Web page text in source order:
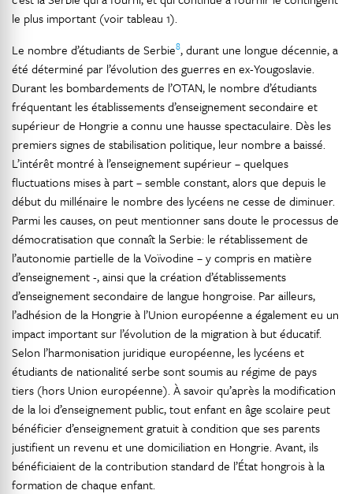
le plus important (voir tableau 1).
Le nombre d’étudiants de Serbie8, durant une longue décennie, a
été déterminé par l’évolution des guerres en ex-Yougoslavie.
Durant les bombardements de l’OTAN, le nombre d’étudiants
fréquentant les établissements d’enseignement secondaire et
supérieur de Hongrie a connu une hausse spectaculaire. Dès les
premiers signes de stabilisation politique, leur nombre a baissé.
L’intérêt montré à l’enseignement supérieur – quelques
fluctuations mises à part – semble constant, alors que depuis le
début du millénaire le nombre des lycéens ne cesse de diminuer.
Parmi les causes, on peut mentionner sans doute le processus de
démocratisation que connaît la Serbie: le rétablissement de
l’autonomie partielle de la Voïvodine – y compris en matière
d’enseignement -, ainsi que la création d’établissements
d’enseignement secondaire de langue hongroise. Par ailleurs,
l’adhésion de la Hongrie à l’Union européenne a également eu un
impact important sur l’évolution de la migration à but éducatif.
Selon l’harmonisation juridique européenne, les lycéens et
étudiants de nationalité serbe sont soumis au régime de pays
tiers (hors Union européenne). À savoir qu’après la modification
de la loi d’enseignement public, tout enfant en âge scolaire peut
bénéficier d’enseignement gratuit à condition que ses parents
justifient un revenu et une domiciliation en Hongrie. Avant, ils
bénéficiaient de la contribution standard de l’État hongrois à la
formation de chaque enfant.